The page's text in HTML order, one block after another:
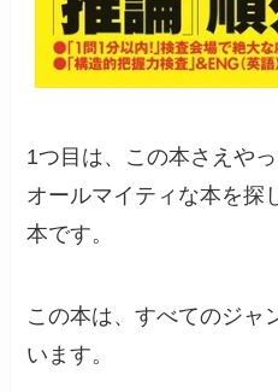
1つ目は、この本さえや
オールマイティな本を探
本です。
この本は、すべてのジャ
います。